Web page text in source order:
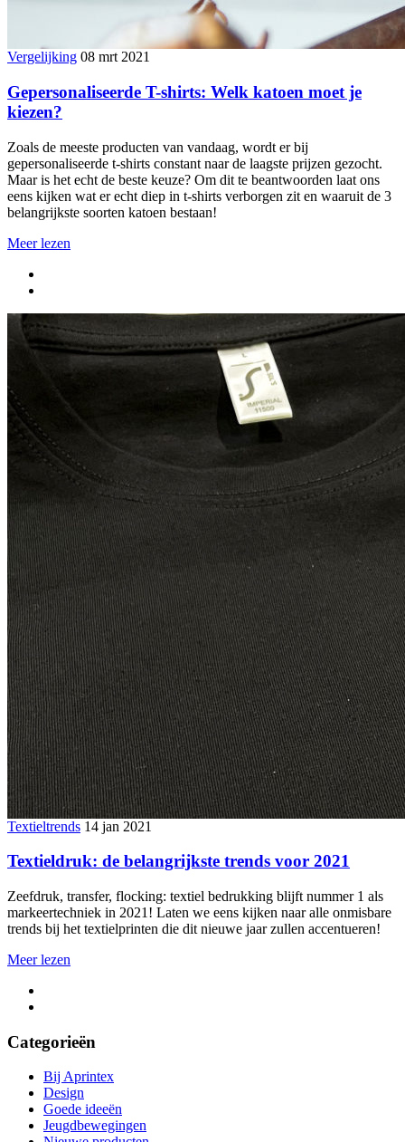
Vergelijking 08 mrt 2021
Gepersonaliseerde T-shirts: Welk katoen moet je
kiezen?
Zoals de meeste producten van vandaag, wordt er bij
gepersonaliseerde t-shirts constant naar de laagste prijzen gezocht.
Maar is het echt de beste keuze? Om dit te beantwoorden laat ons
eens kijken wat er echt diep in t-shirts verborgen zit en waaruit de 3
belangrijkste soorten katoen bestaan!
Meer lezen
Textieltrends 14 jan 2021
Textieldruk: de belangrijkste trends voor 2021
Zeefdruk, transfer, flocking: textiel bedrukking blijft nummer 1 als
markeertechniek in 2021! Laten we eens kijken naar alle onmisbare
trends bij het textielprinten die dit nieuwe jaar zullen accentueren!
Meer lezen
Categorieën
Bij Aprintex
Design
Goede ideeën
Jeugdbewegingen